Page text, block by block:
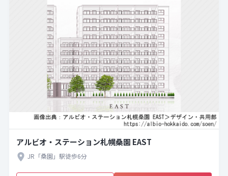
アルビオ・ステーション札幌桑園 EAST
JR「桑園」駅徒歩6分